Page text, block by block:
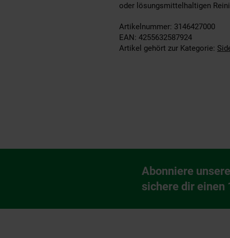
oder lösungsmittelhaltigen
Artikelnummer: 3146427000
EAN: 4255632587924
Artikel gehört zur Kategorie:
Newsletter
Abonniere
sichere dir einen